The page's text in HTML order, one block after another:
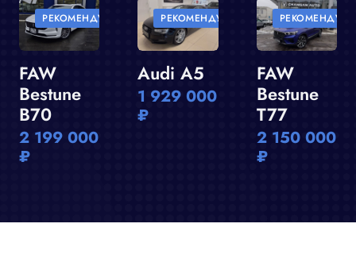
РЕКОМЕНДУЕМ
FAW
Bestune
B70
2 199 000
₽
РЕКОМЕНДУЕМ
Audi A5
1 929 000
₽
РЕКОМЕНДУЕМ
FAW
Bestune
T77
2 150 000
₽